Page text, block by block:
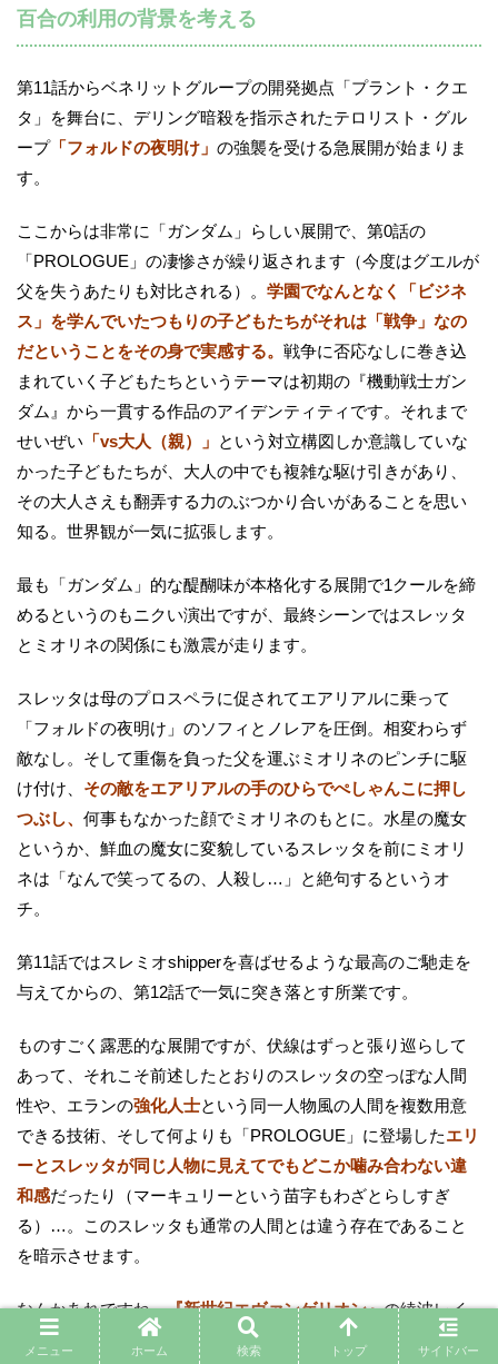
百合の利用の背景を考える
第11話からベネリットグループの開発拠点「プラント・クエ
タ」を舞台に、デリング暗殺を指示されたテロリスト・グル
ープ「フォルドの夜明け」 の強襲を受ける急展開が始まりま
す。
ここからは非常に「ガンダム」らしい展開で、第0話の
「PROLOGUE」の凄惨さが繰り返されます（今度はグエルが
父を失うあたりも対比される）。 学園でなんとなく「ビジネ
ス」を学んでいたつもりの子どもたちがそれは「戦争」なの
だということをその身で実感する。 戦争に否応なしに巻き込
まれていく子どもたちというテーマは初期の『機動戦士ガン
ダム』から一貫する作品のアイデンティティです。それまで
せいぜい 「vs大人（親）」 という対立構図しか意識していな
かった子どもたちが、大人の中でも複雑な駆け引きがあり、
その大人さえも翻弄する力のぶつかり合いがあることを思い
知る。世界観が一気に拡張します。
最も「ガンダム」的な醍醐味が本格化する展開で1クールを締
めるというのもニクい演出ですが、最終シーンではスレッタ
とミオリネの関係にも激震が走ります。
スレッタは母のプロスペラに促されてエアリアルに乗って
「フォルドの夜明け」のソフィとノレアを圧倒。相変わらず
敵なし。そして重傷を負った父を運ぶミオリネのピンチに駆
け付け、 その敵をエアリアルの手のひらでぺしゃんこに押し
つぶし、 何事もなかった顔でミオリネのもとに。水星の魔女
というか、鮮血の魔女に変貌しているスレッタを前にミオリ
ネは「なんで笑ってるの、人殺し…」と絶句するというオ
チ。
第11話ではスレミオshipperを喜ばせるような最高のご馳走を
与えてからの、第12話で一気に突き落とす所業です。
ものすごく露悪的な展開ですが、伏線はずっと張り巡らして
あって、それこそ前述したとおりのスレッタの空っぽな人間
性や、エランの強化人士という同一人物風の人間を複数用意
できる技術、そして何よりも「PROLOGUE」に登場したエリ
ーとスレッタが同じ人物に見えてでもどこか噛み合わない違
和感だったり（マーキュリーという苗字もわざとらしすぎ
る）…。このスレッタも通常の人間とは違う存在であること
を暗示させます。
なんかあれですね、『新世紀エヴァンゲリオン』の綾波レイ
的な感じですね。
メニュー ホーム 検索 トップ サイドバー